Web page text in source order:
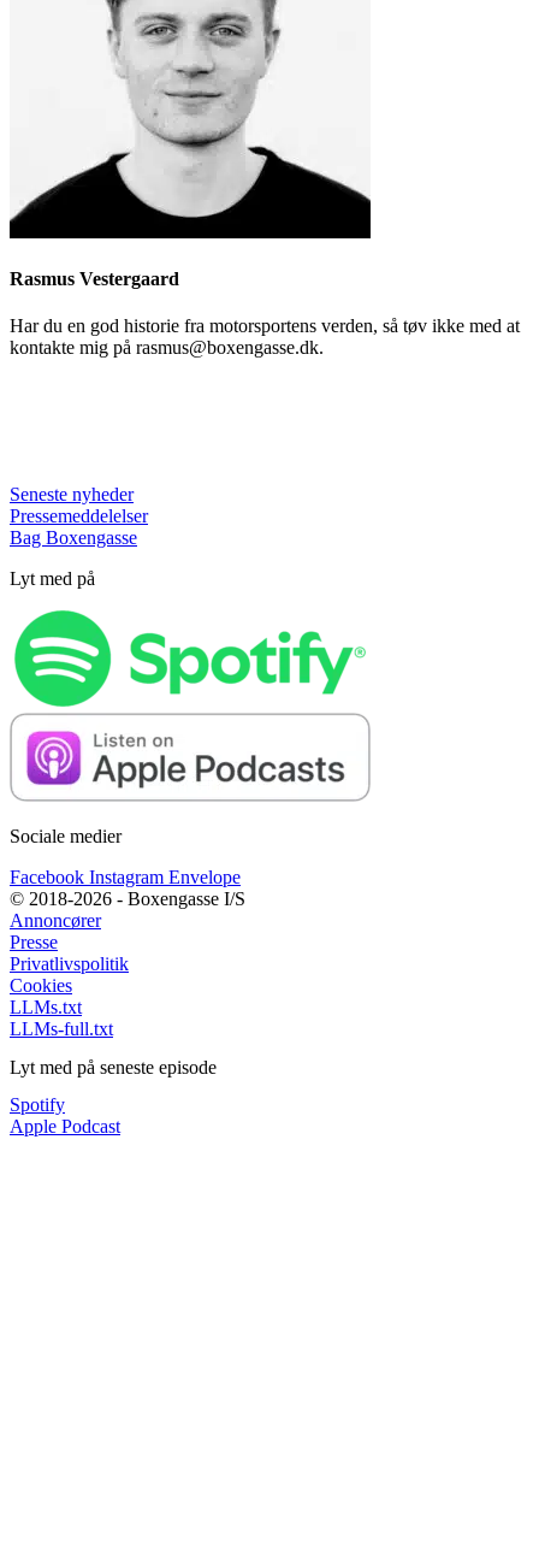
Rasmus Vestergaard
Har du en god historie fra motorsportens verden, så tøv ikke med at
kontakte mig på rasmus@boxengasse.dk.
Seneste nyheder
Pressemeddelelser
Bag Boxengasse
Lyt med på
Sociale medier
Facebook Instagram Envelope
© 2018-2026 - Boxengasse I/S
Annoncører
Presse
Privatlivspolitik
Cookies
LLMs.txt
LLMs-full.txt
Lyt med på seneste episode
Spotify
Apple Podcast